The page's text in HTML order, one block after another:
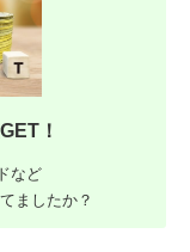
！
など
ましたか？